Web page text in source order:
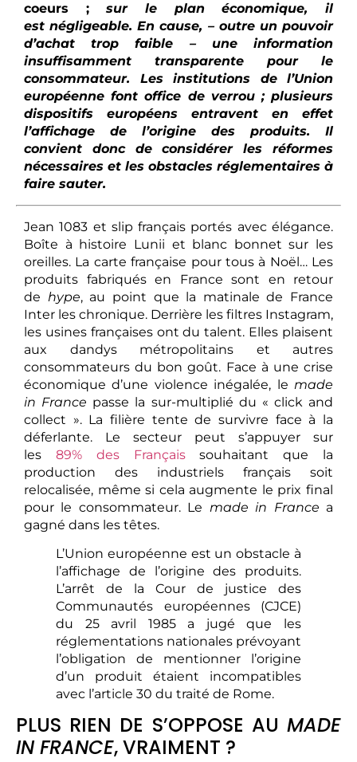
coeurs ;sur le plan économique, il
estnégligeable. En cause, – outre un pouvoir
d’achat trop faible – une information
insuffisamment transparente pour le
consommateur. Les institutions de l’Union
européenne font office de verrou ; plusieurs
dispositifs européens entravent en effet
l’affichage de l’origine des produits. Il
convient donc de considérer les réformes
nécessaires et les obstacles réglementaires à
faire sauter.
Jean 1083 et slip français portés avec élégance.
Boîte à histoire Lunii et blanc bonnet sur les
oreilles. La carte française pour tous à Noël… Les
produits fabriqués en France sont en retour
de hype, au point que la matinale de France
Inter les chronique. Derrière les filtres Instagram,
les usines françaises ont du talent. Elles plaisent
aux dandys métropolitains et autres
consommateurs du bon goût. Face à une crise
économique d’une violence inégalée, le made
in France passe la sur-multiplié du « click and
collect ». La filière tente de survivre face à la
déferlante. Le secteur peut s’appuyer sur
les 89% des Françaissouhaitant que la
production des industriels français soit
relocalisée, même si cela augmente le prix final
pour le consommateur. Le made in France a
gagné dans les têtes.
L’Union européenne est un obstacle à
l’affichage de l’origine des produits.
L’arrêt de la Cour de justice des
Communautés européennes (CJCE)
du 25 avril 1985 a jugé que les
réglementations nationales prévoyant
l’obligation de mentionner l’origine
d’un produit étaient incompatibles
avec l’article 30 du traité de Rome.
PLUS RIEN DE S’OPPOSE AU MADE
IN FRANCE, VRAIMENT ?